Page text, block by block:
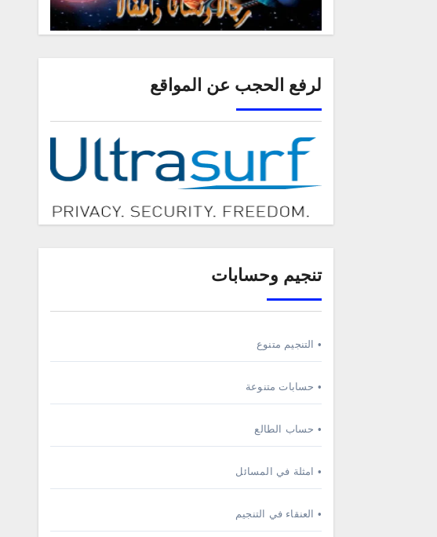
لرفع الحجب عن المواقع
تنجيم وحسابات
• التنجيم متنوع
• حسابات متنوعة
• حساب الطالع
• امثلة في المسائل
• العنقاء في التنجيم